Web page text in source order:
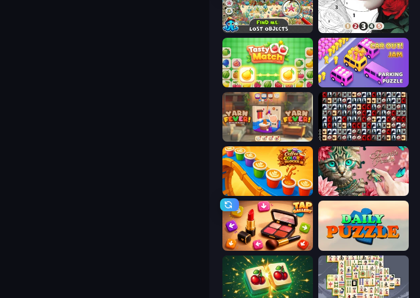
Find Me: Lost Objects Numicolor
Tasty Match: Mahjong Pairs Car OUT! Jam Parking Puzzle
Yarn Fever! Unravel Puzzle War Mahjong
Coffee Color Blocks Favorite Puzzles
Tap Gallery Daily Puzzle